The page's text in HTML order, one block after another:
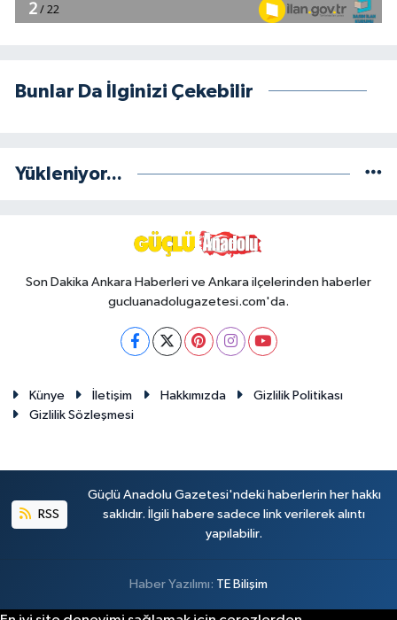
Bunlar Da İlginizi Çekebilir
Yükleniyor...
Son Dakika Ankara Haberleri ve Ankara ilçelerinden haberler
gucluanadolugazetesi.com'da.
Künye İletişim Hakkımızda
Gizlilik Politikası
Gizlilik Sözleşmesi
RSS
Güçlü Anadolu Gazetesi'ndeki haberlerin her hakkı
saklıdır. İlgili habere sadece link verilerek alıntı
yapılabilir.
Haber Yazılımı: TE Bilişim